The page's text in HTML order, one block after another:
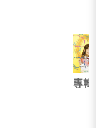
專輯